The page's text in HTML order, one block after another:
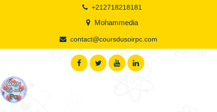
+212718218181
Mohammedia
contact@coursdusoirpc.com